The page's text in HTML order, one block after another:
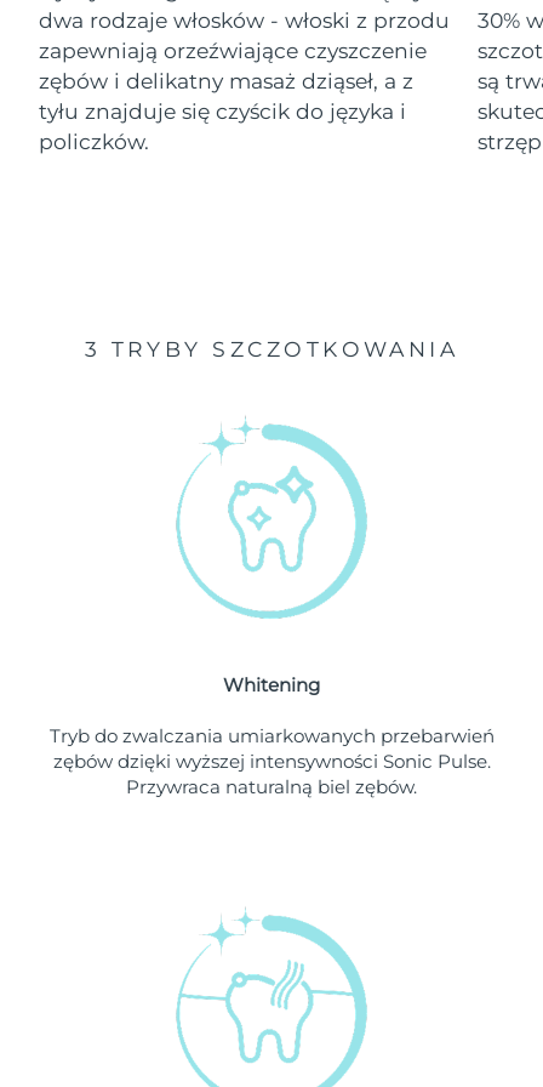
dwa rodzaje włosków - włoski z przodu
zapewniają orzeźwiające czyszczenie
zębów i delikatny masaż dziąseł, a z
tyłu znajduje się czyścik do języka i
policzków.
30%
są
3 TRYBY SZCZOTKOWANIA
Whitening
Tryb do zwalczania umiarkowanych przebarwień
zębów dzięki wyższej intensywności Sonic Pulse.
Przywraca naturalną biel zębów.
Izrael
Oczekiwany czas dostawy
Włochy
Oczekiwany czas dostawy
৮/৮/২৬
Kazachstan
১০/৮/২৬
Oczekiwany czas dostawy
Oczekiwany czas dostawy
Oczekiwany czas dostawy
SRA Makau (Chiny)
Oczekiwany czas dostawy
Oczekiwany czas dostawy
Oczekiwany czas dostawy
Oczekiwany czas dostawy